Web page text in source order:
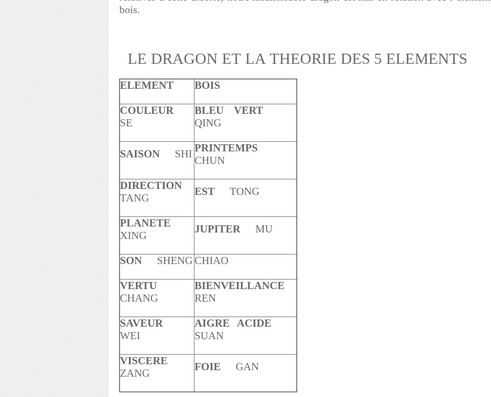
bois.
LE DRAGON ET LA THEORIE DES 5 ELEMENTS
ELEMENT BOIS
COULEUR
SE
BLEU VERT
QING
SAISON SHI PRINTEMPS
CHUN
DIRECTION
TANG
EST TONG
PLANETE
XING
JUPITER MU
SON SHENGCHIAO
VERTU
CHANG
BIENVEILLANCE
REN
SAVEUR
WEI
AIGRE ACIDE
SUAN
VISCERE
ZANG
FOIE GAN